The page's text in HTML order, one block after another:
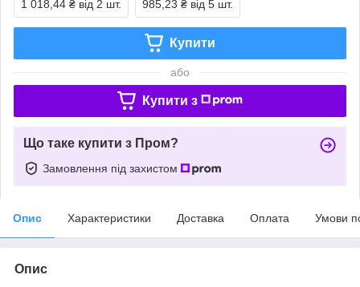
1 018,44 ₴ від 2 шт. 985,23 ₴ від 5 шт.
Купити
або
Купити з
Що таке купити з Пром?
Замовлення під захистом
Опис Характеристики Доставка Оплата Умови
Опис